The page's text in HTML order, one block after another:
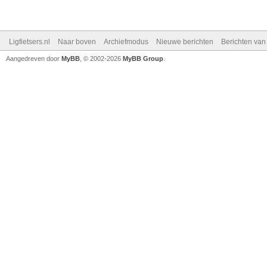
Ligfietsers.nl Naar boven Archiefmodus Nieuwe berichten Berichten
Aangedreven door MyBB , © 2002-2026 MyBB Group